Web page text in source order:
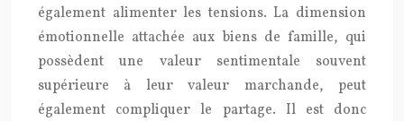
également alimenter les tensions. La dimension
émotionnelle attachée aux biens de famille, qui
possèdent une valeur sentimentale souvent
supérieure à leur valeur marchande, peut
également compliquer le partage. Il est donc